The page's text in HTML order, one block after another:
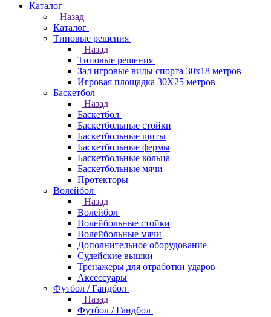
Каталог
Назад
Каталог
Типовые решения
Назад
Типовые решения
Зал игровые виды спорта 30x18 метров
Игровая площадка 30Х25 метров
Баскетбол
Назад
Баскетбол
Баскетбольные стойки
Баскетбольные щиты
Баскетбольные фермы
Баскетбольные кольца
Баскетбольные мячи
Протекторы
Волейбол
Назад
Волейбол
Волейбольные стойки
Волейбольные мячи
Дополнительное оборудование
Судейские вышки
Тренажеры для отработки ударов
Аксессуары
Футбол / Гандбол
Назад
Футбол / Гандбол